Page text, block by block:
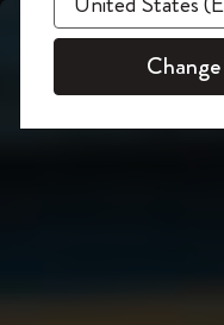
今